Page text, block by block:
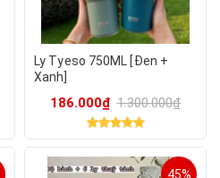
Ly Tyeso 750ML [Đen +
Xanh]
186.000₫ 1.300.000₫
45%